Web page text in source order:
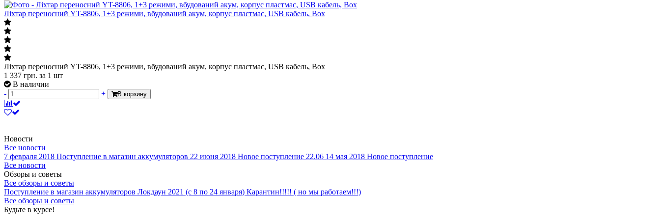
Ліхтар переносний YT-8806, 1+3 режими, вбудований акум, корпус пластмас, USB кабель, Box
Ліхтар переносний YT-8806, 1+3 режими, вбудований акум, корпус пластмас, USB кабель, Box
1 337 грн. за 1 шт
В наличии
-
+ В корзину
Новости
Все новости
7 февраля 2018 Поступление в магазин аккумуляторов 22 июня 2018 Новое поступление 22.06 14 мая 2018 Новое поступление
Все новости
Обзоры и советы
Все обзоры и советы
Поступление в магазин аккумуляторов Локдаун 2021 (с 8 по 24 января) Карантин!!!!! ( но мы работаем!!!)
Все обзоры и советы
Будьте в курсе!